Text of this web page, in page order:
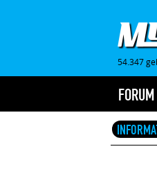
54.347
FORUM